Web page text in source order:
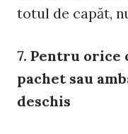
totul de capăt,
7. Pentru orice
pachet sau
deschis